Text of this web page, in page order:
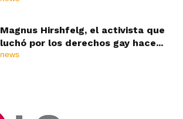
Magnus Hirshfelg, el activista que
luchó por los derechos gay hace...